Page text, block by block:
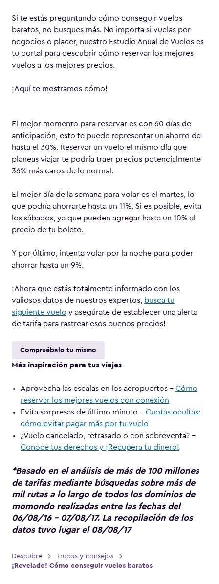
Si te estás preguntando cómo conseguir vuelos
baratos, no busques más. No importa si vuelas por
negocios o placer, nuestro Estudio Anual de Vuelos es
tu portal para descubrir cómo reservar los mejores
vuelos a los mejores precios.
¡Aquí te mostramos cómo!
El mejor momento para reservar es con 60 días de
anticipación, esto te puede representar un ahorro de
hasta el 30%. Reservar un vuelo el mismo día que
planeas viajar te podría traer precios potencialmente
36% más caros de lo normal.
El mejor día de la semana para volar es el martes, lo
que podría ahorrarte hasta un 11%. Si es posible, evita
los sábados, ya que pueden agregar hasta un 10% al
precio de tu boleto.
Y por último, intenta volar por la noche para poder
ahorrar hasta un 9%.
¡Ahora que estás totalmente informado con los
valiosos datos de nuestros expertos,
busca tu
siguiente vuelo y asegúrate de establecer una alerta
de tarifa para rastrear esos buenos precios!
Compruébalo tu mismo
Más inspiración para tus viajes
Aprovecha las escalas en los aeropuertos – Cómo
reservar los mejores vuelos con conexión
Evita sorpresas de último minuto – Cuotas ocultas:
cómo evitar pagar más por tu vuelo
¿Vuelo cancelado, retrasado o con sobreventa? –
Conoce tus derechos y ¡Recupera tu dinero!
*Basado en el análisis de más de 100 millones
de tarifas mediante búsquedas sobre más de
mil rutas a lo largo de todos los dominios de
momondo realizadas entre las fechas del
06/08/16 – 07/08/17. La recopilación de los
datos tuvo lugar el 08/08/17
Descubre > Trucos y consejos
>
¡Revelado! Cómo conseguir vuelos baratos